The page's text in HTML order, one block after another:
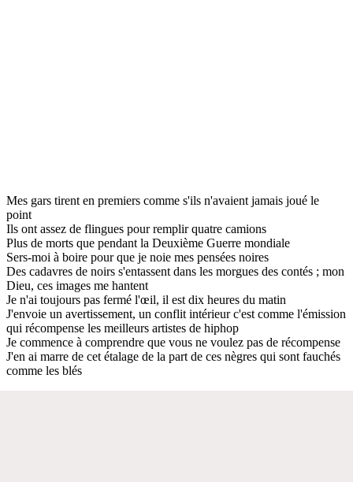
Mes gars tirent en premiers comme s'ils n'avaient jamais joué le
point
Ils ont assez de flingues pour remplir quatre camions
Plus de morts que pendant la Deuxième Guerre mondiale
Sers-moi à boire pour que je noie mes pensées noires
Des cadavres de noirs s'entassent dans les morgues des contés ; mon
Dieu, ces images me hantent
Je n'ai toujours pas fermé l'œil, il est dix heures du matin
J'envoie un avertissement, un conflit intérieur c'est comme l'émission
qui récompense les meilleurs artistes de hiphop
Je commence à comprendre que vous ne voulez pas de récompense
J'en ai marre de cet étalage de la part de ces nègres qui sont fauchés
comme les blés